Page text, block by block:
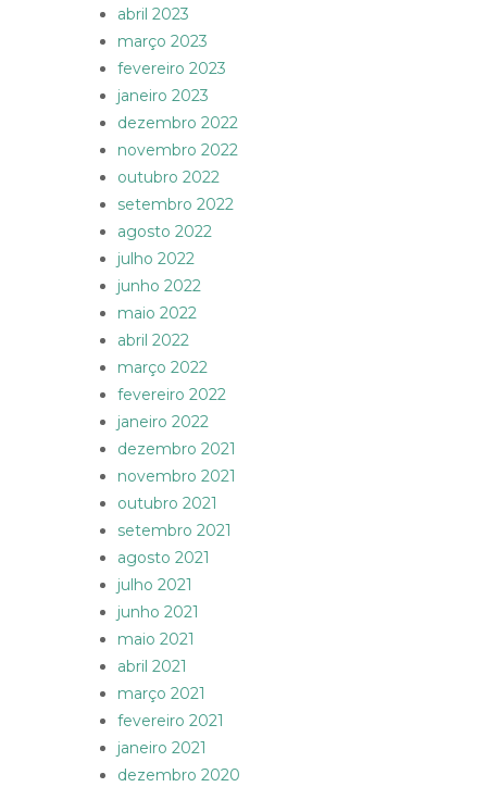
abril 2023
março 2023
fevereiro 2023
janeiro 2023
dezembro 2022
novembro 2022
outubro 2022
setembro 2022
agosto 2022
julho 2022
junho 2022
maio 2022
abril 2022
março 2022
fevereiro 2022
janeiro 2022
dezembro 2021
novembro 2021
outubro 2021
setembro 2021
agosto 2021
julho 2021
junho 2021
maio 2021
abril 2021
março 2021
fevereiro 2021
janeiro 2021
dezembro 2020